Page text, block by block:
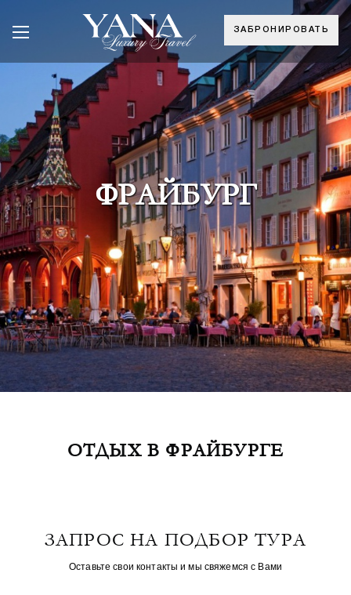
ЗАБРОНИРОВАТЬ
ФРАЙБУРГ
ОТДЫХ В ФРАЙБУРГЕ
ЗАПРОС НА ПОДБОР ТУРА
Оставьте свои контакты и мы свяжемся с Вами